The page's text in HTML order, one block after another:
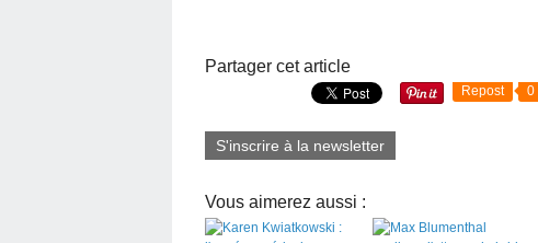
Partager cet article
Repost 0
S'inscrire à la newsletter
Vous aimerez aussi :